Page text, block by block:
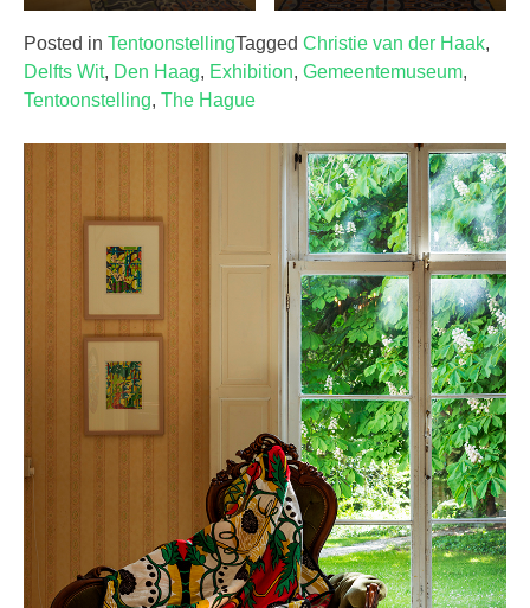
Posted in TentoonstellingTagged Christie van der Haak,
Delfts Wit, Den Haag, Exhibition, Gemeentemuseum,
Tentoonstelling, The Hague